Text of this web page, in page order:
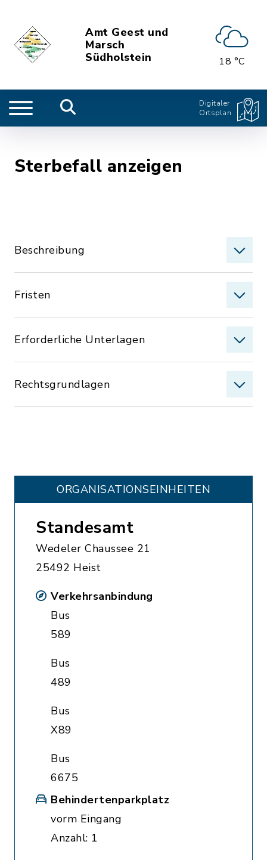
Amt Geest und
Marsch
Südholstein
18 °C
Digitaler
Ortsplan
Sterbefall anzeigen
Beschreibung
Fristen
Erforderliche Unterlagen
Rechtsgrundlagen
ORGANISATIONS­EINHEITEN
Standesamt
Wedeler Chaussee 21
25492 Heist
Verkehrsanbindung
Bus
589
Bus
489
Bus
X89
Bus
6675
Behindertenparkplatz
vorm Eingang
Anzahl: 1